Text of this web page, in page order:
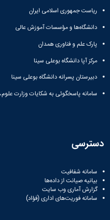
معظم
تماس
دانشگاه
روابط
آدرس
دانشکده‌ها
شماره
آموزش
کارکنان
سایر
آموزشی
نظامنامه
اخلاق
آموزش
دانش‌آموختگان
باستان
شناسی
آزمایشگاه
هوش
و
بینایی
ژئوماتیک
مرکز
پایان
نامه
و
رساله
حسابداری
رزن
غذایی
بهار
مجتمع
آموزش
فاطمیه
چمن
سالن‌های
ورزشی
تفریحی-
باغ
دانشگاه
موزه
تاریخ
دانشگاه
(محمد)
ریاست جمهوری اسلامی ایران
دانشگاه‌ها و مؤسسات آموزش عالی
پارک علم و فناوری همدان
مرکز آپا دانشگاه بوعلی سینا
دبیرستان پسرانه دانشگاه بوعلی سینا
سامانه پاسخگوئی به شکایات وزارت
دسترسی
سامانه شفافیت
بیانیه صیانت از داده‌ها
گزارش آماری وب‌ سایت
سامانه فوریت‌های اداری (فؤاد)